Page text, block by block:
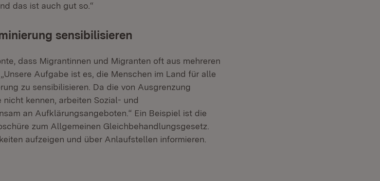
das ist auch gut so.“
sensibilisieren
dass Migrantinnen und Migranten oft aus mehreren
Aufgabe ist es, die Menschen im Land für alle
zu sensibilisieren. Da die von Ausgrenzung
kennen, arbeiten Sozial- und
an Aufklärungsangeboten.“ Ein Beispiel ist die
zum Allgemeinen Gleichbehandlungsgesetz.
aufzeigen und über Anlaufstellen informieren.